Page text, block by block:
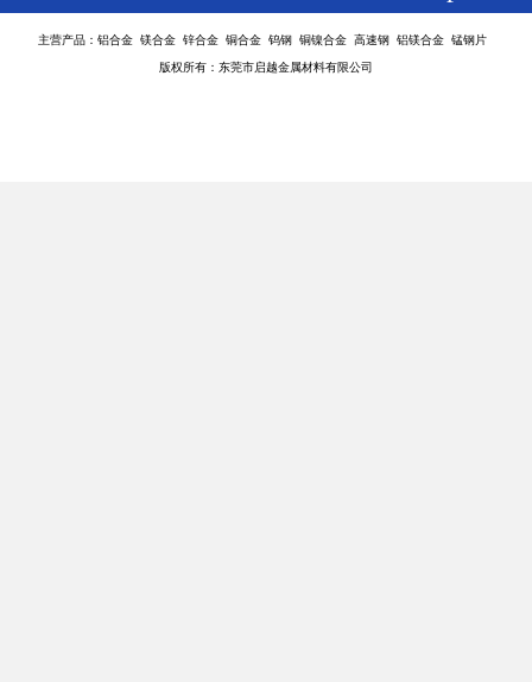
主营产品：铝合金 镁合金 锌合金 铜合金 钨钢 铜镍合金 高速钢 铝镁合金 锰钢片
版权所有：东莞市启越金属材料有限公司